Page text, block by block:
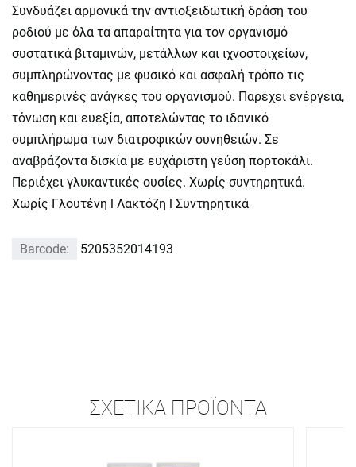
Συνδυάζει αρμονικά την αντιοξειδωτική δράση του
ροδιού με όλα τα απαραίτητα για τον οργανισμό
συστατικά βιταμινών, μετάλλων και ιχνοστοιχείων,
συμπληρώνοντας με φυσικό και ασφαλή τρόπο τις
καθημερινές ανάγκες του οργανισμού. Παρέχει ενέργεια,
τόνωση και ευεξία, αποτελώντας το ιδανικό
συμπλήρωμα των διατροφικών συνηθειών. Σε
αναβράζοντα δισκία με ευχάριστη γεύση πορτοκάλι.
Περιέχει γλυκαντικές ουσίες. Χωρίς συντηρητικά.
Χωρίς Γλουτένη l Λακτόζη l Συντηρητικά
Barcode: 5205352014193
ΣΧΕΤΙΚΆ ΠΡΟΪΌΝΤΑ